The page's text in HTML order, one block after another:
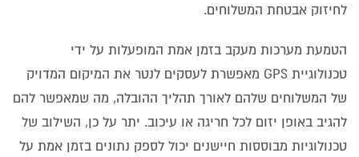
לחיזוק אבטחת המשלוחים.
הטמעת מערכות מעקב בזמן אמת המופעלות על ידי
טכנולוגיית GPS מאפשרת לעסקים לנטר את המיקום המדויק
של המשלוחים שלהם לאורך תהליך ההובלה, מה שמאפשר להם
להגיב באופן יזום לכל חריגה או עיכוב. יתר על כן, השילוב של
טכנולוגיות מבוססות חיישנים יכול לספק נתונים בזמן אמת על